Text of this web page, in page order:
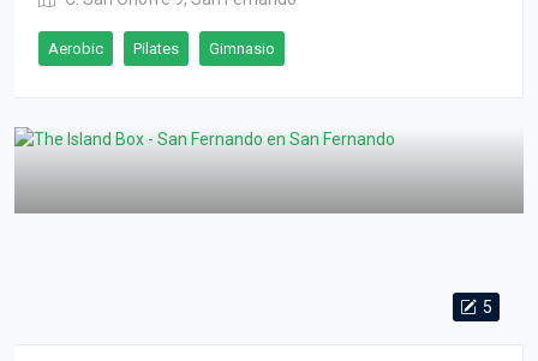
Aerobic Pilates Gimnasio
5